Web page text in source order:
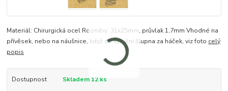
Materiál: Chirurgická ocel Rozměry: 31x25mm, průvlak 1,7mm Vhodné na
přívěsek, nebo na náušnice, když se vymění šlupna za háček, viz foto celý
popis
Dostupnost Skladem 12 ks